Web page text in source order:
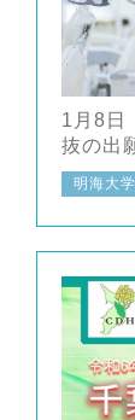
1月8日
抜の出
明海大